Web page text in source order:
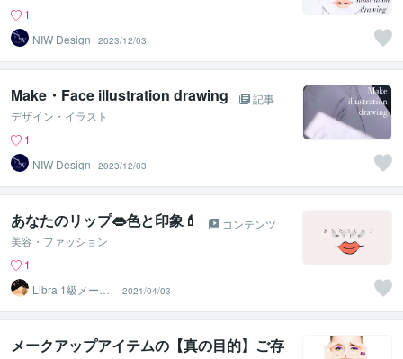
1
NIW Design
2023/12/03
Make・Face illustration drawing
記事
デザイン・イラスト
1
NIW Design
2023/12/03
あなたのリップ👄色と印象💄
コンテンツ
美容・ファッション
1
Libra 1級メーク
アーティスト
2021/04/03
メークアップアイテムの【真の目的】ご存